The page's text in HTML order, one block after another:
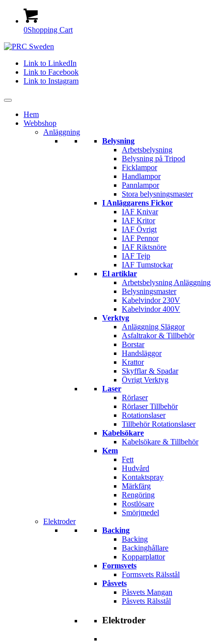
0Shopping Cart
Link to LinkedIn
Link to Facebook
Link to Instagram
Hem
Webbshop
Anläggning
Belysning
Arbetsbelysning
Belysning på Tripod
Ficklampor
Handlampor
Pannlampor
Stora belysningsmaster
I Anläggarens Fickor
IAF Knivar
IAF Kritor
IAF Övrigt
IAF Pennor
IAF Riktsnöre
IAF Tejp
IAF Tumstockar
El artiklar
Arbetsbelysning Anläggning
Belysningsmaster
Kabelvindor 230V
Kabelvindor 400V
Verktyg
Anläggning Släggor
Asfaltrakor & Tillbehör
Borstar
Handsläggor
Krattor
Skyfflar & Spadar
Övrigt Verktyg
Laser
Rörlaser
Rörlaser Tillbehör
Rotationslaser
Tillbehör Rotationslaser
Kabelsökare
Kabelsökare & Tillbehör
Kem
Fett
Hudvård
Kontaktspray
Märkfärg
Rengöring
Rostlösare
Smörjmedel
Elektroder
Backing
Backing
Backinghållare
Kopparplattor
Formsvets
Formsvets Rälsstål
Påsvets
Påsvets Mangan
Påsvets Rälsstål
Elektroder